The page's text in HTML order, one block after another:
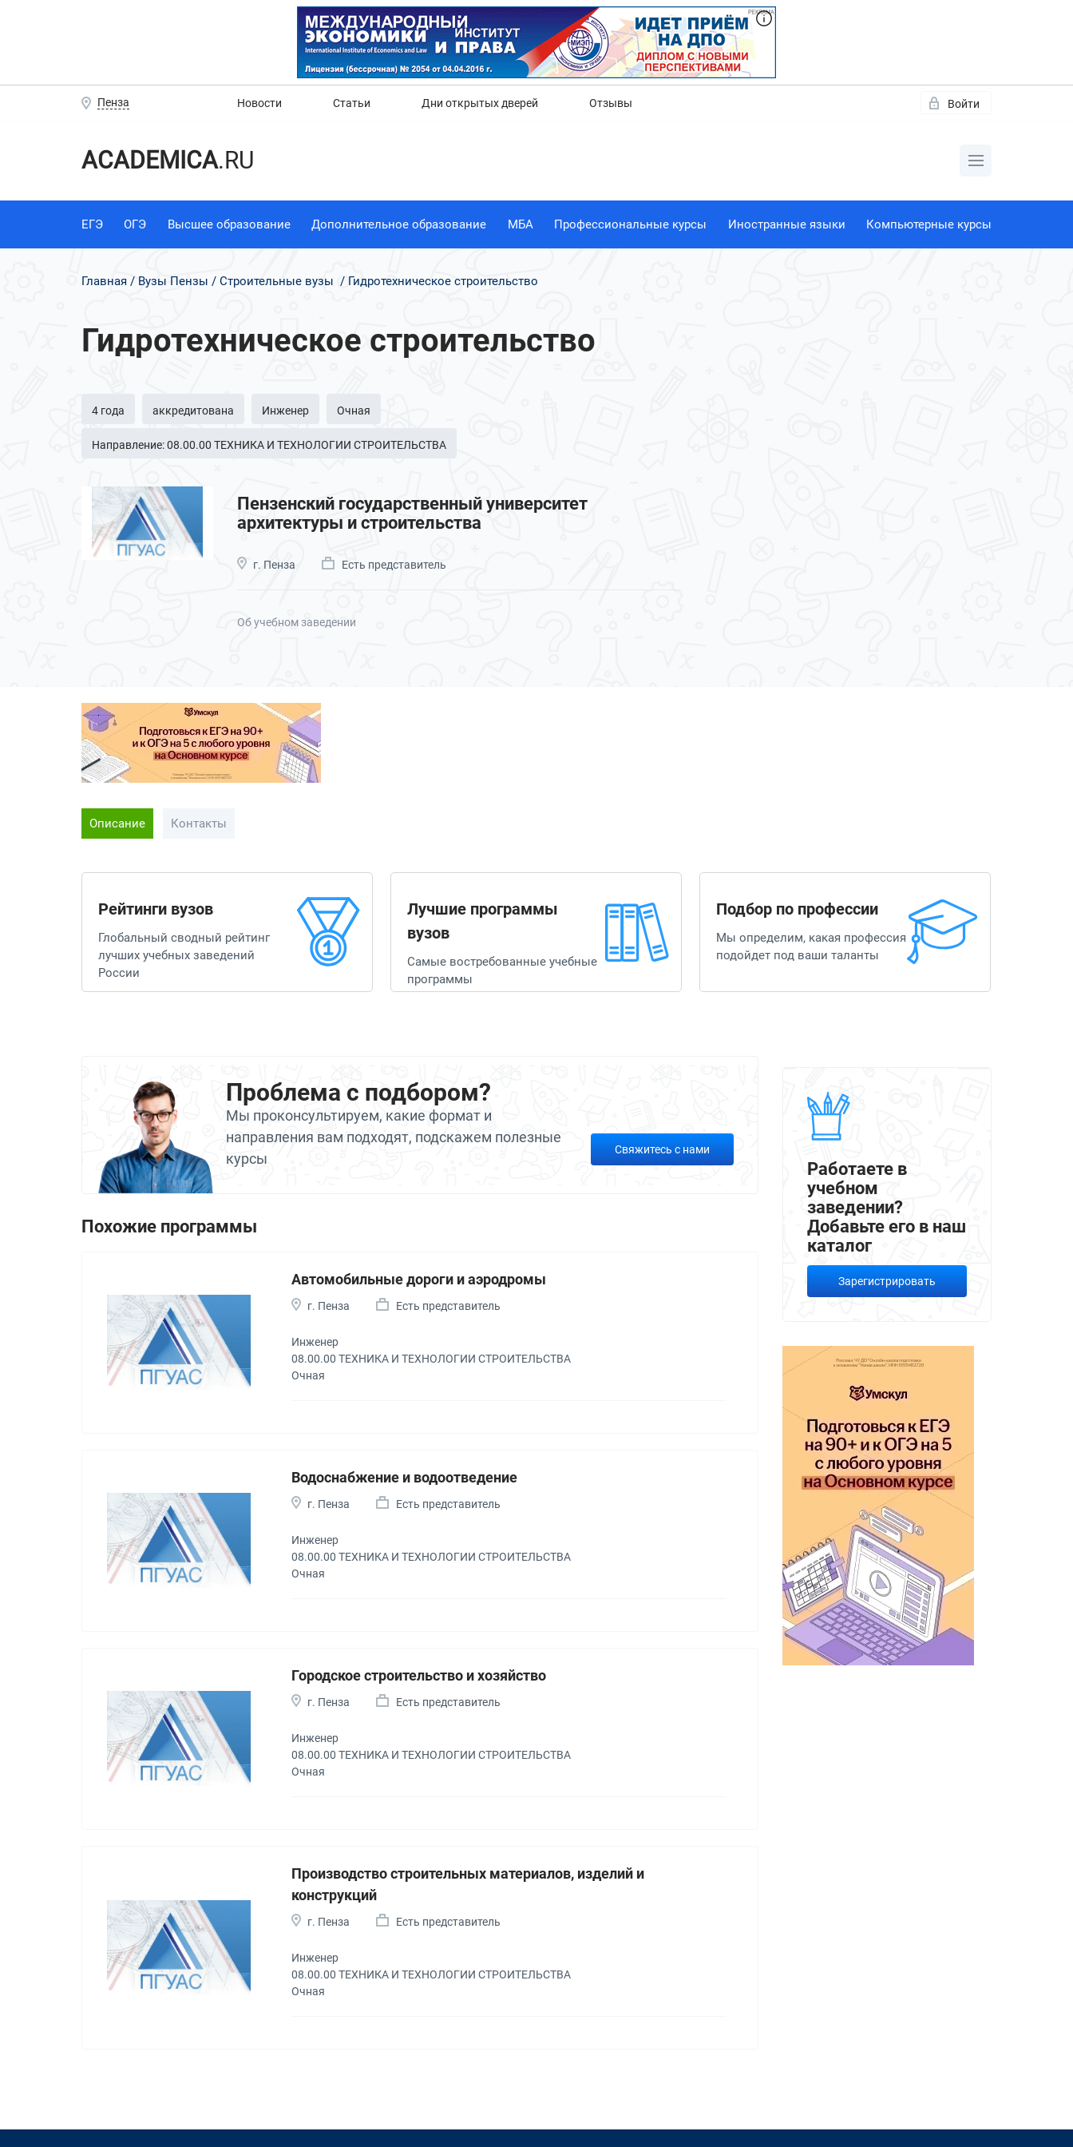
Пенза Новости Статьи Дни открытых дверей Отзывы Войти
ACADEMICA.RU
ЕГЭ ОГЭ Высшее образование Дополнительное образование МБА Профессиональные курсы Иностранные языки Компьютерные курсы
Главная Вузы Пензы Строительные вузы Гидротехническое строительство
Гидротехническое строительство
4 года аккредитована Инженер Очная
Направление: 08.00.00 ТЕХНИКА И ТЕХНОЛОГИИ СТРОИТЕЛЬСТВА
Пензенский государственный университет
архитектуры и строительства
г. Пенза Есть представитель
Об учебном заведении
Описание Контакты
Рейтинги вузов
Глобальный сводный рейтинг
лучших учебных заведений
России
Лучшие программы
вузов
Самые востребованные учебные
программы
Подбор по профессии
Мы определим, какая профессия
подойдет под ваши таланты
Проблема с подбором?
Мы проконсультируем, какие формат и
направления вам подходят, подскажем полезные
курсы
Свяжитесь с нами
Похожие программы
Автомобильные дороги и аэродромы
г. Пенза Есть представитель
Инженер
08.00.00 ТЕХНИКА И ТЕХНОЛОГИИ СТРОИТЕЛЬСТВА
Очная
Водоснабжение и водоотведение
г. Пенза Есть представитель
Инженер
08.00.00 ТЕХНИКА И ТЕХНОЛОГИИ СТРОИТЕЛЬСТВА
Очная
Городское строительство и хозяйство
г. Пенза Есть представитель
Инженер
08.00.00 ТЕХНИКА И ТЕХНОЛОГИИ СТРОИТЕЛЬСТВА
Очная
Производство строительных материалов, изделий и
конструкций
г. Пенза Есть представитель
Инженер
08.00.00 ТЕХНИКА И ТЕХНОЛОГИИ СТРОИТЕЛЬСТВА
Очная
Работаете в
учебном
заведении?
Добавьте его в наш
каталог
Зарегистрировать
Нет